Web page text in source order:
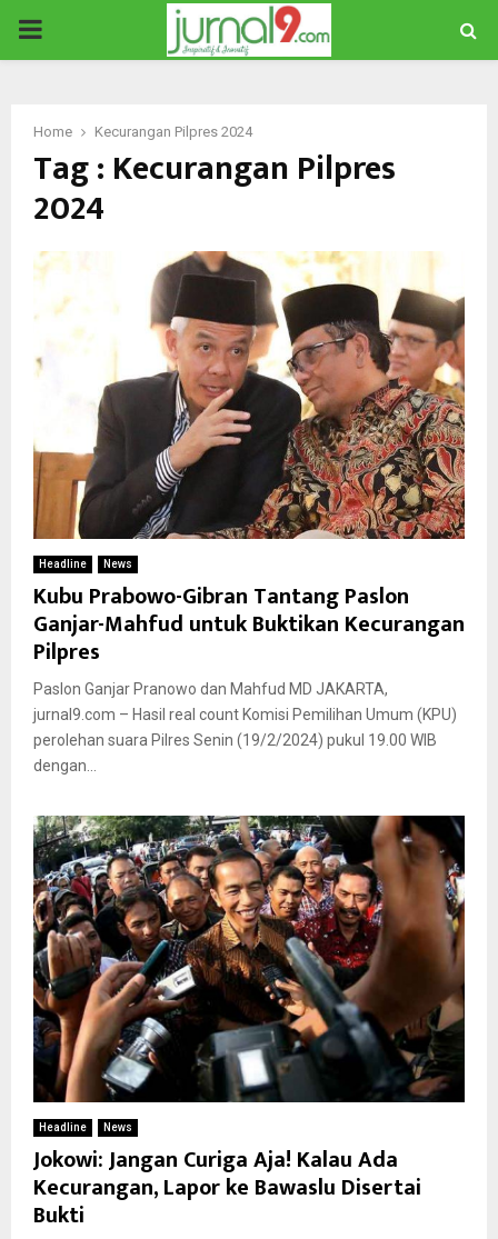
PRIMARY
Home Kecurangan Pilpres 2024
Tag : Kecurangan Pilpres
2024
Headline News
Kubu Prabowo-Gibran Tantang Paslon
Ganjar-Mahfud untuk Buktikan Kecurangan
Pilpres
Paslon Ganjar Pranowo dan Mahfud MD JAKARTA,
jurnal9.com – Hasil real count Komisi Pemilihan Umum (KPU)
perolehan suara Pilres Senin (19/2/2024) pukul 19.00 WIB
dengan...
Headline News
Jokowi: Jangan Curiga Aja! Kalau Ada
Kecurangan, Lapor ke Bawaslu Disertai
Bukti